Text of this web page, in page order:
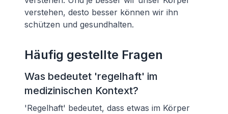
verstehen, desto besser können wir ihn
schützen und gesundhalten.
Häufig gestellte Fragen
Was bedeutet 'regelhaft' im
medizinischen Kontext?
'Regelhaft' bedeutet, dass etwas im Körper